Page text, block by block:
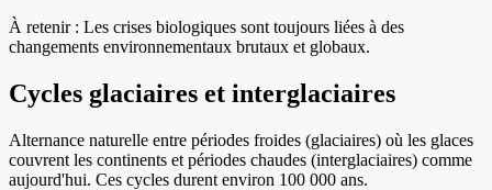
À retenir : Les crises biologiques sont toujours liées à des
changements environnementaux brutaux et globaux.
Cycles glaciaires et interglaciaires
Alternance naturelle entre périodes froides (glaciaires) où les glaces
couvrent les continents et périodes chaudes (interglaciaires) comme
aujourd'hui. Ces cycles durent environ 100 000 ans.